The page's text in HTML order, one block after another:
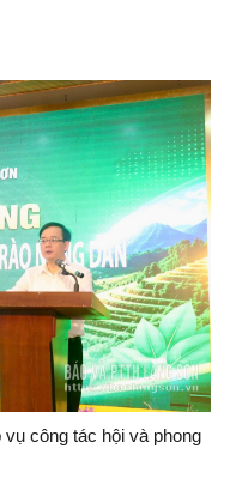
công tác hội và phong